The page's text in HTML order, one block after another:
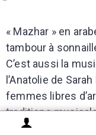
« Mazhar » en
tambour à
C’est aussi la
l’Anatolie de
femmes libres
traditions
raconter leurs